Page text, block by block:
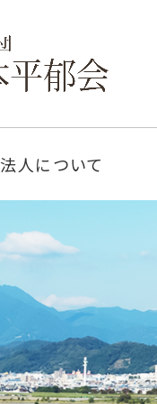
法人について